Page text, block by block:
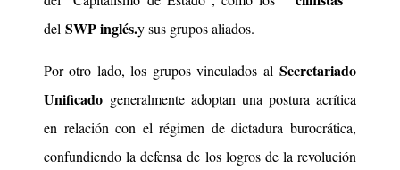
del SWP inglés.y sus grupos aliados.
Por otro lado, los grupos vinculados al Secretariado
Unificado generalmente adoptan una postura acrítica
en relación con el régimen de dictadura burocrática,
confundiendo la defensa de los logros de la revolución